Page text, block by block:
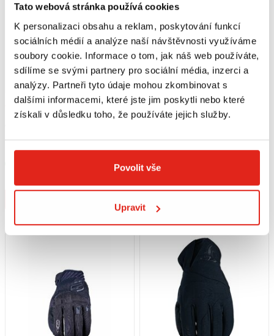
Tato webová stránka používá cookies
K personalizaci obsahu a reklam, poskytování funkcí
sociálních médií a analýze naší návštěvnosti využíváme
soubory cookie. Informace o tom, jak náš web používáte,
sdílíme se svými partnery pro sociální média, inzerci a
analýzy. Partneři tyto údaje mohou zkombinovat s
dalšími informacemi, které jste jim poskytli nebo které
získali v důsledku toho, že používáte jejich služby.
Povolit vše
Upravit
Výpredaj
489 Kč
489 Kč
s DPH
FIVE RUKAVICE RS3 REPLICA
-55% Ušetříte 600 Kč
1 089 Kč
489 Kč
s DPH
FIVE RUKAVICE RS3 EVO GRAPHIC
Skladem